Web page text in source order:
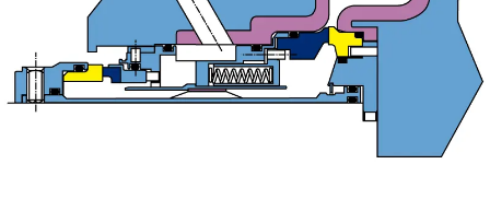
Actualités
Durabilité